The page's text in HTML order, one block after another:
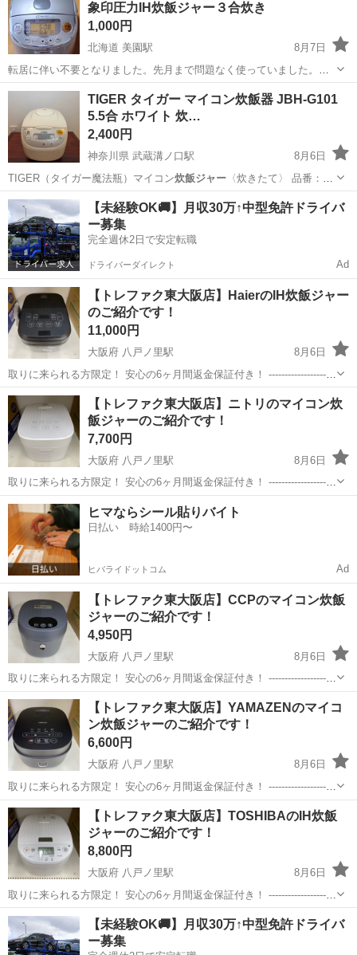
工場のお仕事 ◇コネクタ製造工...象印圧力IH炊飯ジャー３合炊き
1,000円
北海道 美園駅
8月7日
転居に伴い不要となりました。先月まで問題なく使っていました。内
釜のコ―ティングもきれいです。圧力炊きなのでおいしいご飯が炊け
ると思います😊 よろしくお願いいたします🙇
北海道 札幌市 美園駅 キッチン家電
TIGER タイガー マイコン炊飯器 JBH-G101
5.5合 ホワイト 炊…
2,400円
神奈川県 武蔵溝ノ口駅
8月6日
TIGER（タイガー魔法瓶）マイコン炊飯ジャー〈炊きたて〉 品番：
JBH-G101…
神奈川 川崎市 武蔵溝ノ口駅 キッチン家電
【未経験OK🚚】月収30万↑中型免許ドライバ
ー募集
完全週休2日で安定転職
ドライバーダイレクト Ad
【トレファク東大阪店】HaierのIH炊飯ジャー
のご紹介です！
11,000円
大阪府 八戸ノ里駅
8月6日
取りに来られる方限定！ 安心の6ヶ月間返金保証付き！ ---------------------
--------------------------- ●商品情報 メーカー：Haier 型番 ：KS-
RC24H10-...
大阪 東大阪市 八戸ノ里駅 キッチン家電 トレファク
【トレファク東大阪店】ニトリのマイコン炊
飯ジャーのご紹介です！
7,700円
大阪府 八戸ノ里駅
8月6日
取りに来られる方限定！ 安心の6ヶ月間返金保証付き！ ---------------------
--------------------------- ●商品情報 メーカー：ニトリ 型番 ：
EP2S02WH 容量（サ...
大阪 東大阪市 八戸ノ里駅 キッチン家電
ヒマならシール貼りバイト
日払い 時給1400円〜
ヒバライドットコム Ad
【トレファク東大阪店】CCPのマイコン炊飯
ジャーのご紹介です！
4,950円
大阪府 八戸ノ里駅
8月6日
取りに来られる方限定！ 安心の6ヶ月間返金保証付き！ ---------------------
--------------------------- ●商品情報 メーカー：CCP 型番 ：BJ-R94-GY
容量（...
大阪 東大阪市 八戸ノ里駅 キッチン家電 CCP
【トレファク東大阪店】YAMAZENのマイコ
ン炊飯ジャーのご紹介です！
6,600円
大阪府 八戸ノ里駅
8月6日
取りに来られる方限定！ 安心の6ヶ月間返金保証付き！ ---------------------
--------------------------- ●商品情報 メーカー：YAMAZEN 型番 ：YJP-
DM102...
大阪 東大阪市 八戸ノ里駅 キッチン家電 YAMAZEN
【トレファク東大阪店】TOSHIBAのIH炊飯
ジャーのご紹介です！
8,800円
大阪府 八戸ノ里駅
8月6日
取りに来られる方限定！ 安心の6ヶ月間返金保証付き！ ---------------------
--------------------------- ●商品情報 メーカー：TOSHIBA 型番 ：RC-
10HR 容...
大阪 東大阪市 八戸ノ里駅 キッチン家電 トレファク
【未経験OK🚚】月収30万↑中型免許ドライバ
ー募集